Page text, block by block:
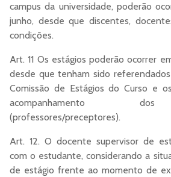
campus da universidade, poderão
junho, desde que discentes,
condições.
Art. 11 Os estágios poderão ocorrer
desde que tenham sido
Comissão de Estágios do Curso e
acompanhamento dos
(professores/preceptores).
Art. 12. O docente supervisor de
com o estudante, considerando a
de estágio frente ao momento de